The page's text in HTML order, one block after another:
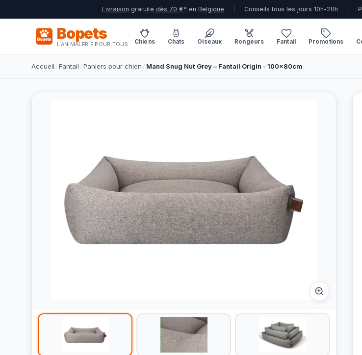
Livraison gratuite dès 70 €* en Belgique Conseils tous les jours 10h-20h
Bopets
L'ANIMALERIE POUR TOUS Chiens Chats Oiseaux Rongeurs Fantail Promotions
Accueil /Fantail /Paniers pour chien / Mand Snug Nut Grey – Fantail Origin - 100x80cm